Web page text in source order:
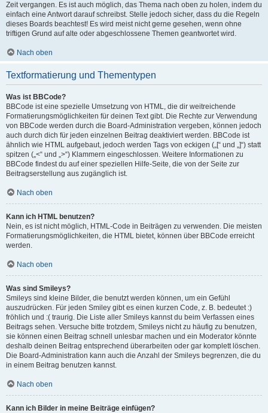
Zeit vergangen. Es ist auch möglich, das Thema nach oben zu holen, indem du
einfach eine Antwort darauf schreibst. Stelle jedoch sicher, dass du die Regeln
dieses Boards beachtest! Es wird meist nicht gerne gesehen, wenn ohne
triftigen Grund auf alte oder abgeschlossene Themen geantwortet wird.
Nach oben
Textformatierung und Thementypen
Was ist BBCode?
BBCode ist eine spezielle Umsetzung von HTML, die dir weitreichende
Formatierungsmöglichkeiten für deinen Text gibt. Die Rechte zur Verwendung
von BBCode werden durch die Board-Administration vergeben, können jedoch
auch durch dich für jeden einzelnen Beitrag deaktiviert werden. BBCode ist
ähnlich wie HTML aufgebaut, jedoch werden Tags von eckigen („[“ und „]“) statt
spitzen („<“ und „>“) Klammern eingeschlossen. Weitere Informationen zu
BBCode findest du auf einer speziellen Hilfe-Seite, die von der Seite zur
Beitragserstellung aus zugänglich ist.
Nach oben
Kann ich HTML benutzen?
Nein, es ist nicht möglich, HTML-Code in Beiträgen zu verwenden. Die meisten
Formatierungsmöglichkeiten, die HTML bietet, können über BBCode erreicht
werden.
Nach oben
Was sind Smileys?
Smileys sind kleine Bilder, die benutzt werden können, um ein Gefühl
auszudrücken. Für jeden Smiley gibt es einen kurzen Code, z. B. bedeutet :)
fröhlich und :( traurig. Die Liste aller Smileys kannst du beim Verfassen eines
Beitrags sehen. Versuche bitte trotzdem, Smileys nicht zu häufig zu benutzen,
sie können einen Beitrag schnell unlesbar machen und ein Moderator könnte
deshalb deinen Beitrag entsprechend überarbeiten oder gar komplett löschen.
Die Board-Administration kann auch die Anzahl der Smileys begrenzen, die du
in einem Beitrag benutzen kannst.
Nach oben
Kann ich Bilder in meine Beiträge einfügen?